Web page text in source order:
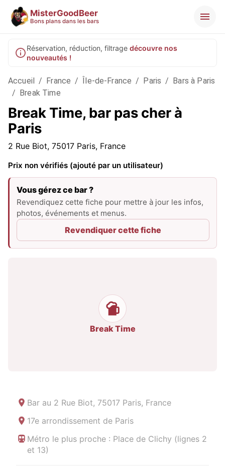
MisterGoodBeer
Bons plans dans les bars
Réservation, réduction, filtrage découvre nos
nouveautés !
Accueil / France / Île-de-France / Paris / Bars à Paris
/ Break Time
Break Time, bar pas cher à
Paris
2 Rue Biot, 75017 Paris, France
Prix non vérifiés (ajouté par un utilisateur)
Vous gérez ce bar ?
Revendiquez cette fiche pour mettre à jour les infos,
photos, événements et menus.
Revendiquer cette fiche
Break Time
Bar au 2 Rue Biot, 75017 Paris, France
17e arrondissement de Paris
Métro le plus proche : Place de Clichy (lignes 2
et 13)